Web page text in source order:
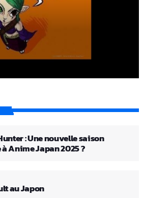
: Une nouvelle saison
Anime Japan 2025 ?
au Japon